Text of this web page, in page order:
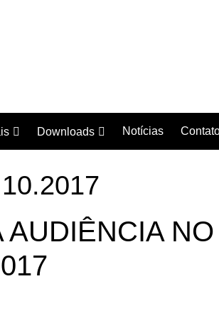
Downloads
Acordos Coletivos
Notícias
AUDIÊNCIA